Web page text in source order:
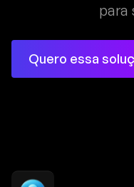
para
Quero essa